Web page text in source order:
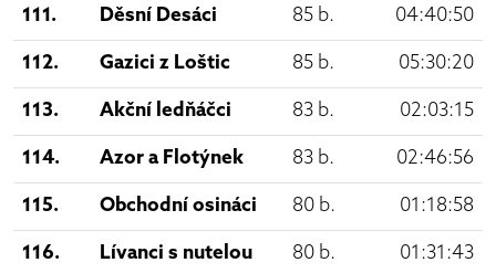
111. Děsní Desáci 85 b. 04:40:50
112. Gazici z Loštic 85 b. 05:30:20
113. Akční ledňáčci 83 b. 02:03:15
114. Azor a Flotýnek 83 b. 02:46:56
115. Obchodní osináci 80 b. 01:18:58
116. Lívanci s nutelou 80 b. 01:31:43